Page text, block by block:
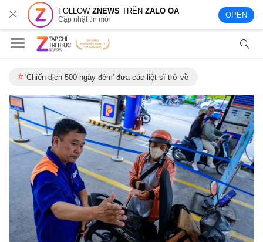
FOLLOWZNEWS TRÊNZALO OA
Cập nhật tin mới OPEN
'Chiến dịch 500 ngày đêm' đưa các liệt sĩ trở về